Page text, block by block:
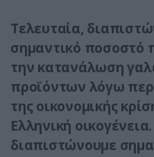
Τελευταία,
σημαντικό ποσοστό
την κατανάλωση
προϊόντων λόγω
της οικονομικής
Ελληνική
διαπιστώνουμε